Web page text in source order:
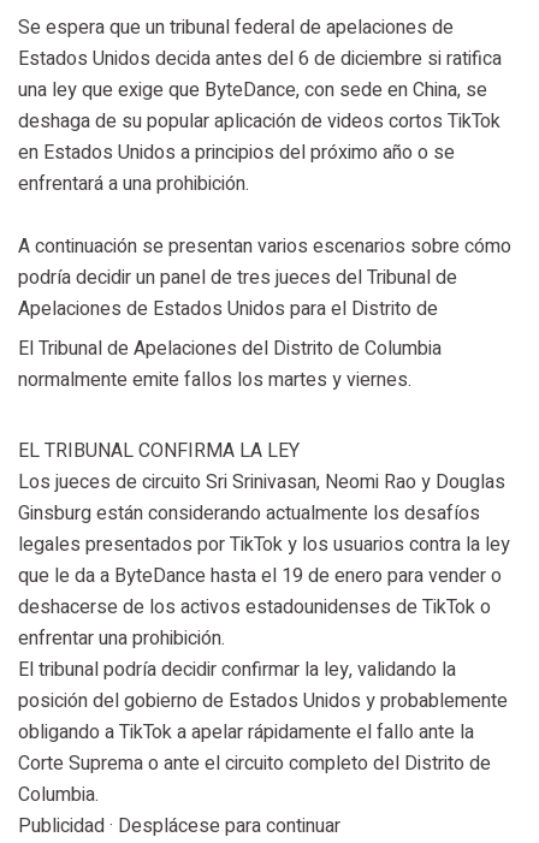
Se espera que un tribunal federal de apelaciones de
Estados Unidos decida antes del 6 de diciembre si ratifica
una ley que exige que ByteDance, con sede en China, se
deshaga de su popular aplicación de videos cortos TikTok
en Estados Unidos a principios del próximo año o se
enfrentará a una prohibición.
A continuación se presentan varios escenarios sobre cómo
podría decidir un panel de tres jueces del Tribunal de
Apelaciones de Estados Unidos para el Distrito de
El Tribunal de Apelaciones del Distrito de Columbia
normalmente emite fallos los martes y viernes.
EL TRIBUNAL CONFIRMA LA LEY
Los jueces de circuito Sri Srinivasan, Neomi Rao y Douglas
Ginsburg están considerando actualmente los desafíos
legales presentados por TikTok y los usuarios contra la ley
que le da a ByteDance hasta el 19 de enero para vender o
deshacerse de los activos estadounidenses de TikTok o
enfrentar una prohibición.
El tribunal podría decidir confirmar la ley, validando la
posición del gobierno de Estados Unidos y probablemente
obligando a TikTok a apelar rápidamente el fallo ante la
Corte Suprema o ante el circuito completo del Distrito de
Columbia.
Publicidad · Desplácese para continuar